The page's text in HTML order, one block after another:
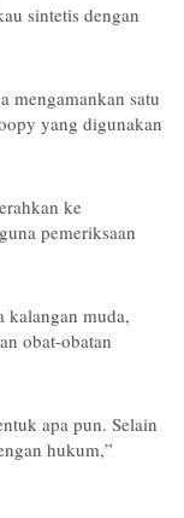
sintetis dengan
mengamankan satu
yang digunakan
ke
pemeriksaan
kalangan muda,
obat-obatan
apa pun. Selain
hukum,”